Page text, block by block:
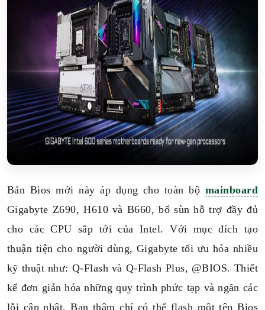
Bản Bios mới này áp dụng cho toàn bộ mainboard
Gigabyte Z690, H610 và B660, bổ sùn hỗ trợ đầy đủ
cho các CPU sắp tới của Intel. Với mục đích tạo
thuận tiện cho người dùng, Gigabyte tối ưu hóa nhiều
kỹ thuật như: Q-Flash và Q-Flash Plus, @BIOS. Thiết
kế đơn giản hóa những quy trình phức tạp và ngăn các
lỗi cập nhật. Bạn thậm chí có thể flash một tệp Bios